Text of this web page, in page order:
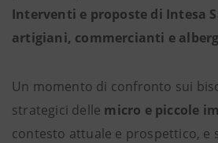
Interventi e proposte di Intesa
artigiani, commercianti e
Un momento di confronto sui
strategici delle micro e piccole
contesto attuale e prospettico, e